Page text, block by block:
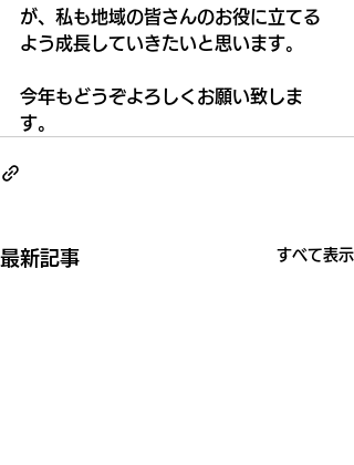
が、私も地域の皆さんのお役に立てる
よう成長していきたいと思います。
今年もどうぞよろしくお願い致しま
す。
最新記事 すべて表示